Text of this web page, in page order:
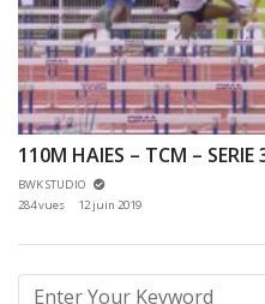
BWK STUDIO
284 vues
12 juin 2019